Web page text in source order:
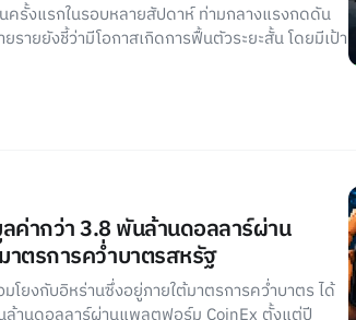
รั้งแรกในรอบหลายสัปดาห์ ท่ามกลางแรงกดดัน
รายยังชี้ว่ามีโอกาสเกิดการฟื้นตัวระยะสั้น โดยมีเป้า
ค่ากว่า 3.8 พันล้านดอลลาร์ผ่าน
ตรการคว่ำบาตรสหรัฐ
โยงกับอิหร่านซึ่งอยู่ภายใต้มาตรการคว่ำบาตร ได้